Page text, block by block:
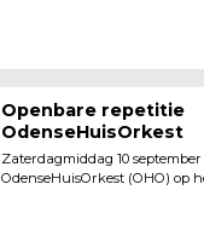
Openbare repetitie
OdenseHuisOrkest
Zaterdagmiddag 10
OdenseHuisOrkest (OHO) op